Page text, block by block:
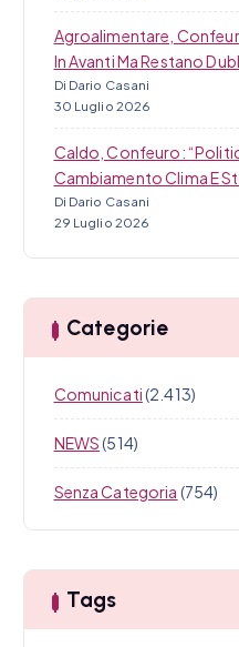
Agroalimentare,
In Avanti Ma Restano
Di Dario Casani
30 Luglio 2026
Caldo, Confeuro:
Cambiamento Clima E
Di Dario Casani
29 Luglio 2026
Categorie
Comunicati(2.413)
NEWS(514)
Senza Categoria (754)
Tags